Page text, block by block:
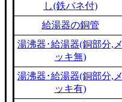
し(鉄バネ付)
給湯器の銅管
湯沸器･給湯器(銅部分,メ
ッキ無)
湯沸器･給湯器(銅部分,メ
ッキ有)